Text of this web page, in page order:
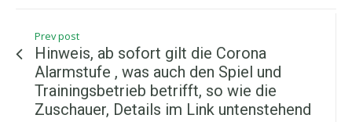
Prev post
Hinweis, ab sofort gilt die Corona
Alarmstufe , was auch den Spiel und
Trainingsbetrieb betrifft, so wie die
Zuschauer, Details im Link untenstehend